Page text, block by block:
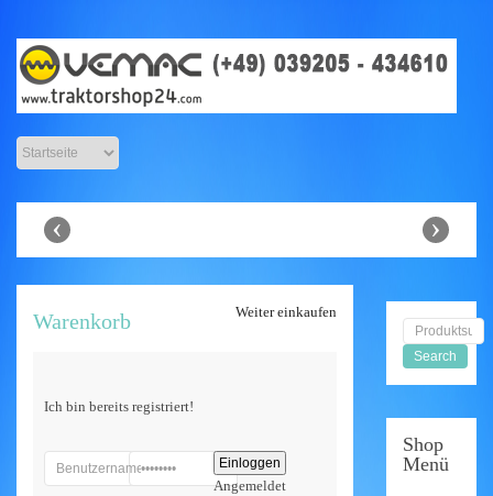
Anbaugeräte
Shop
›
‹
Warenkorb Weiter einkaufen
Ich bin bereits registriert!
Angemeldet
Shop
Menü